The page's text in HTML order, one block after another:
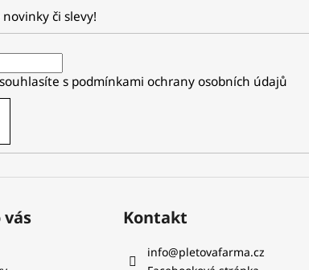
či slevy!
s podmínkami ochrany osobních údajů
Kontakt
info@pletovafarma.cz